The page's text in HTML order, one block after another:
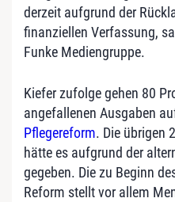
derzeit aufgrund der
finanziellen Verfassung,
Funke Mediengruppe.
Kiefer zufolge gehen 80
angefallenen Ausgaben
Pflegereform. Die übrigen
hätte es aufgrund der
gegeben. Die zu Beginn
Reform stellt vor allem